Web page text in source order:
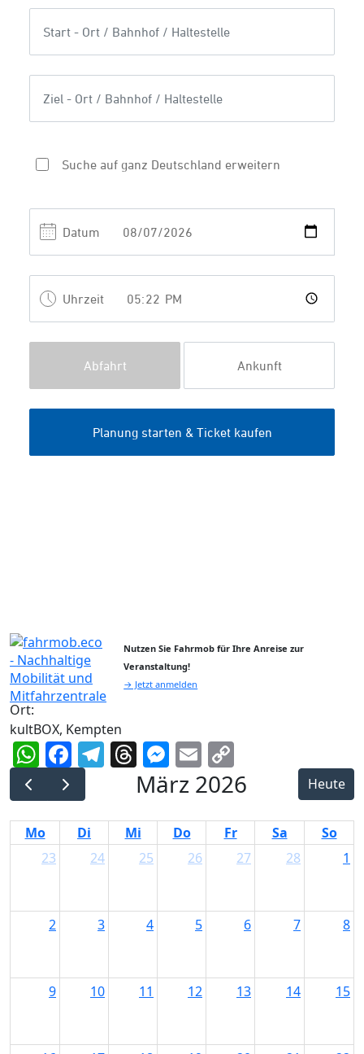
Nutzen Sie Fahrmob für Ihre Anreise zur
Veranstaltung!
→ Jetzt anmelden
Ort:
kultBOX, Kempten
WhatsApp
Facebook
Telegram
Threads
Messenger
Email
Link
März 2026 Heute
Mo Di Mi Do Fr Sa
So
23
24 25 26 27 28 1
2 3 4 5 6 7 8
9 10 11 12 13 14 15